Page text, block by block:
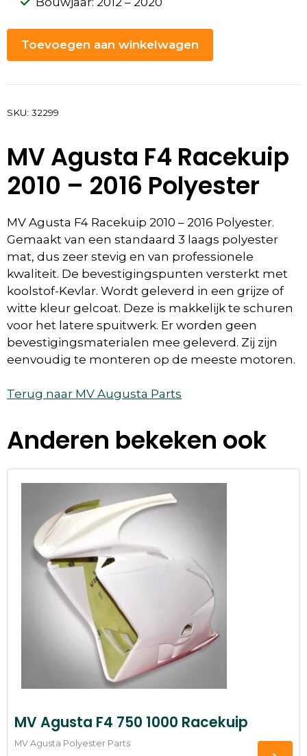
Toevoegen aan winkelwagen
SKU: 32299
MV Agusta F4 Racekuip
2010 – 2016 Polyester
MV Agusta F4 Racekuip 2010 – 2016 Polyester.
Gemaakt van een standaard 3 laags polyester
mat, dus zeer stevig en van professionele
kwaliteit. De bevestigingspunten versterkt met
koolstof-Kevlar. Wordt geleverd in een grijze of
witte kleur gelcoat. Deze is makkelijk te schuren
voor het latere spuitwerk. Er worden geen
bevestigingsmaterialen mee geleverd. Zij zijn
eenvoudig te monteren op de meeste motoren.
Terug naar MV Augusta Parts
Anderen bekeken ook
MV Agusta F4 750 1000 Racekuip
MV Agusta Polyester Parts